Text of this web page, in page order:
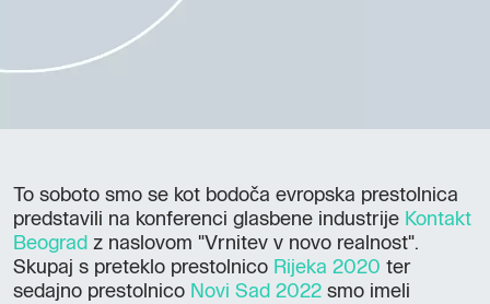
To soboto smo se kot bodoča evropska prestolnica
predstavili na konferenci glasbene industrije Kontakt
Beograd z naslovom "Vrnitev v novo realnost".
Skupaj s preteklo prestolnico Rijeka 2020 ter
sedajno prestolnico Novi Sad 2022 smo imeli